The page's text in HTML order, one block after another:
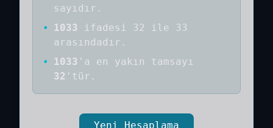
sayıdır .
•
1033
ifadesi 32 ile 33
arasındadır.
•
1033 'a en yakın tamsayı
32 'tür.
Yeni Hesaplama